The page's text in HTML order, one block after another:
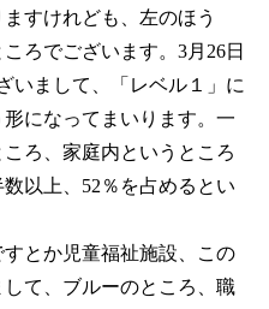
すけれども、左のほう
ろでございます。3月26日
いまして、「レベル１」に
になってまいります。一
ろ、家庭内というところ
以上、52％を占めるとい
とか児童福祉施設、この
て、ブルーのところ、職